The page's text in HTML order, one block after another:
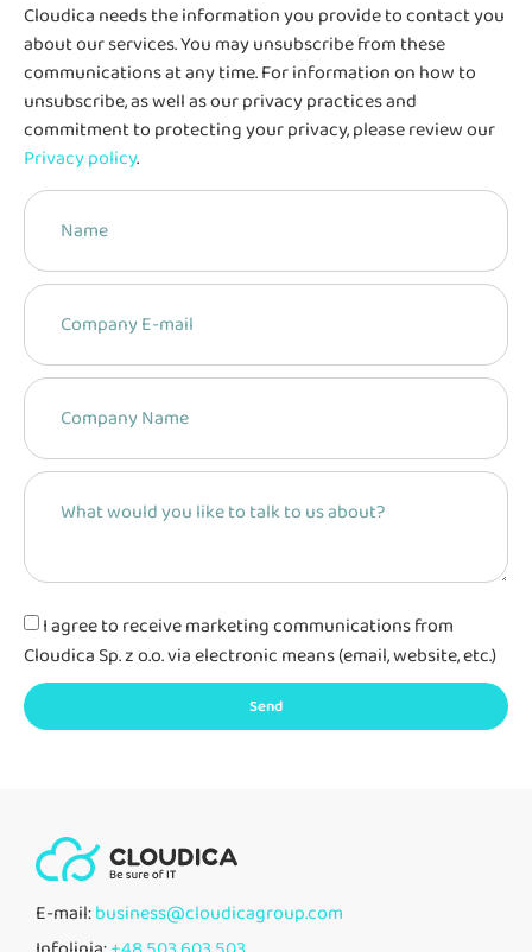
Cloudica needs the information you provide to contact you
about our services. You may unsubscribe from these
communications at any time. For information on how to
unsubscribe, as well as our privacy practices and
commitment to protecting your privacy, please review our
Privacy policy.
I agree to receive marketing communications from
Cloudica Sp. z o.o. via electronic means (email, website, etc.)
Send
E-mail:business@cloudicagroup.com